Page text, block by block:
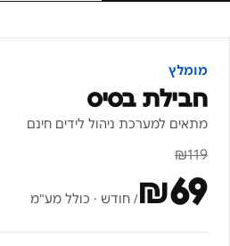
מומלץ
חבילת בסיס
מתאים למערכת ניהול לידים חינם
₪119
₪69 / חודש · כולל מע"מ